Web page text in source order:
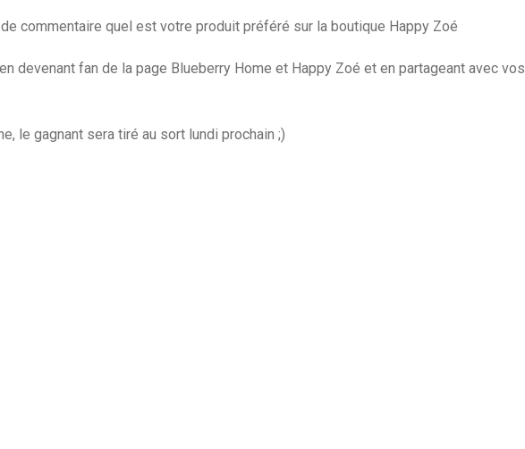
commentaire quel est votre produit préféré sur la boutique Happy Zoé
devenant fan de la page Blueberry Home et Happy Zoé et en partageant avec vos
le gagnant sera tiré au sort lundi prochain ;)